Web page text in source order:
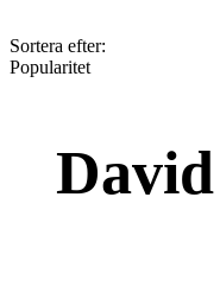
Sortera efter:
Popularitet